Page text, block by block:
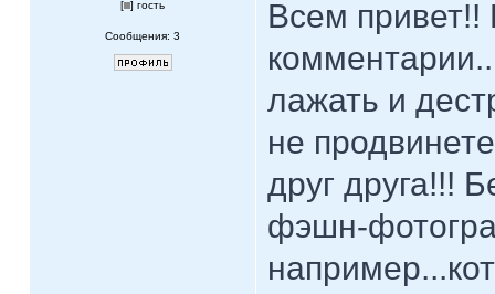
[ ] гость
Сообщения: 3
Всем
лажать и
не
друг друга!!!
фэшн-